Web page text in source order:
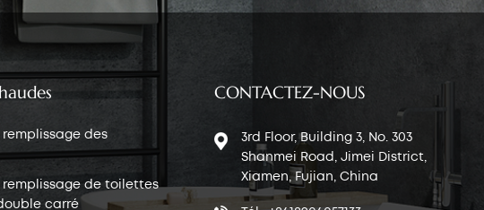
des
remplissage de toilettes
carré
CONTACTEZ-NOUS
3rd Floor, Building 3, No. 303
Shanmei Road, Jimei District,
Xiamen, Fujian, China